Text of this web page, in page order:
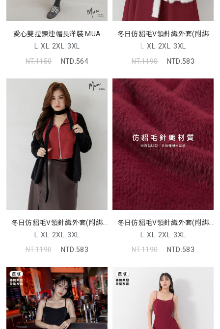
愛心雙拉鍊連帽長洋裝 MUA
L XL 2XL 3XL
NT.1150
NTD.564
冬日仿貂毛V領針織外套(附綁
帶) MUA
L XL 2XL 3XL
NT.1190
NTD.583
冬日仿貂毛V領針織外套(附綁
帶) MUA
L XL 2XL 3XL
NT.1190
NTD.583
冬日仿貂毛V領針織外套(附綁
帶) MUA
L XL 2XL 3XL
NT.1190
NTD.583